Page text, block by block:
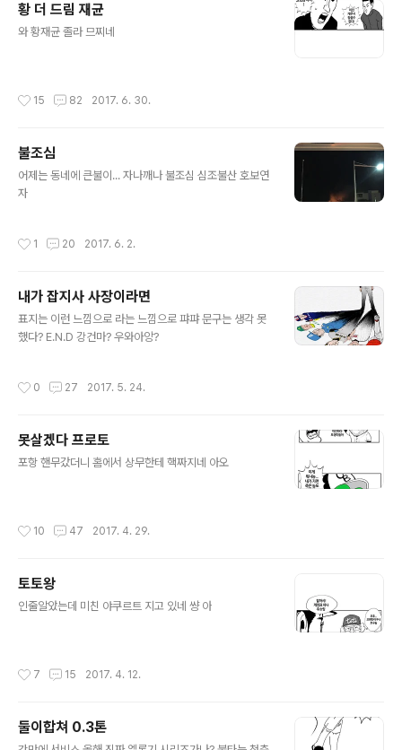
황 더 드림 재균
와 황재균 졸라 므찌네
15 82 2017. 6. 30.
불조심
어제는 동네에 큰불이... 자나깨나 불조심 심조불산 호보연
자
1 20 2017. 6. 2.
내가 잡지사 사장이라면
표지는 이런 느낌으로 라는 느낌으로 퍄퍄 문구는 생각 못
했다? E.N.D 강건마? 우와아앙?
0 27 2017. 5. 24.
못살겠다 프로토
포항 핸무갔더니 홈에서 상무한테 핵짜지네 아오
10 47 2017. 4. 29.
토토왕
인줄알았는데 미친 야쿠르트 지고 있네 썅 아
7 15 2017. 4. 12.
둘이합쳐 0.3톤